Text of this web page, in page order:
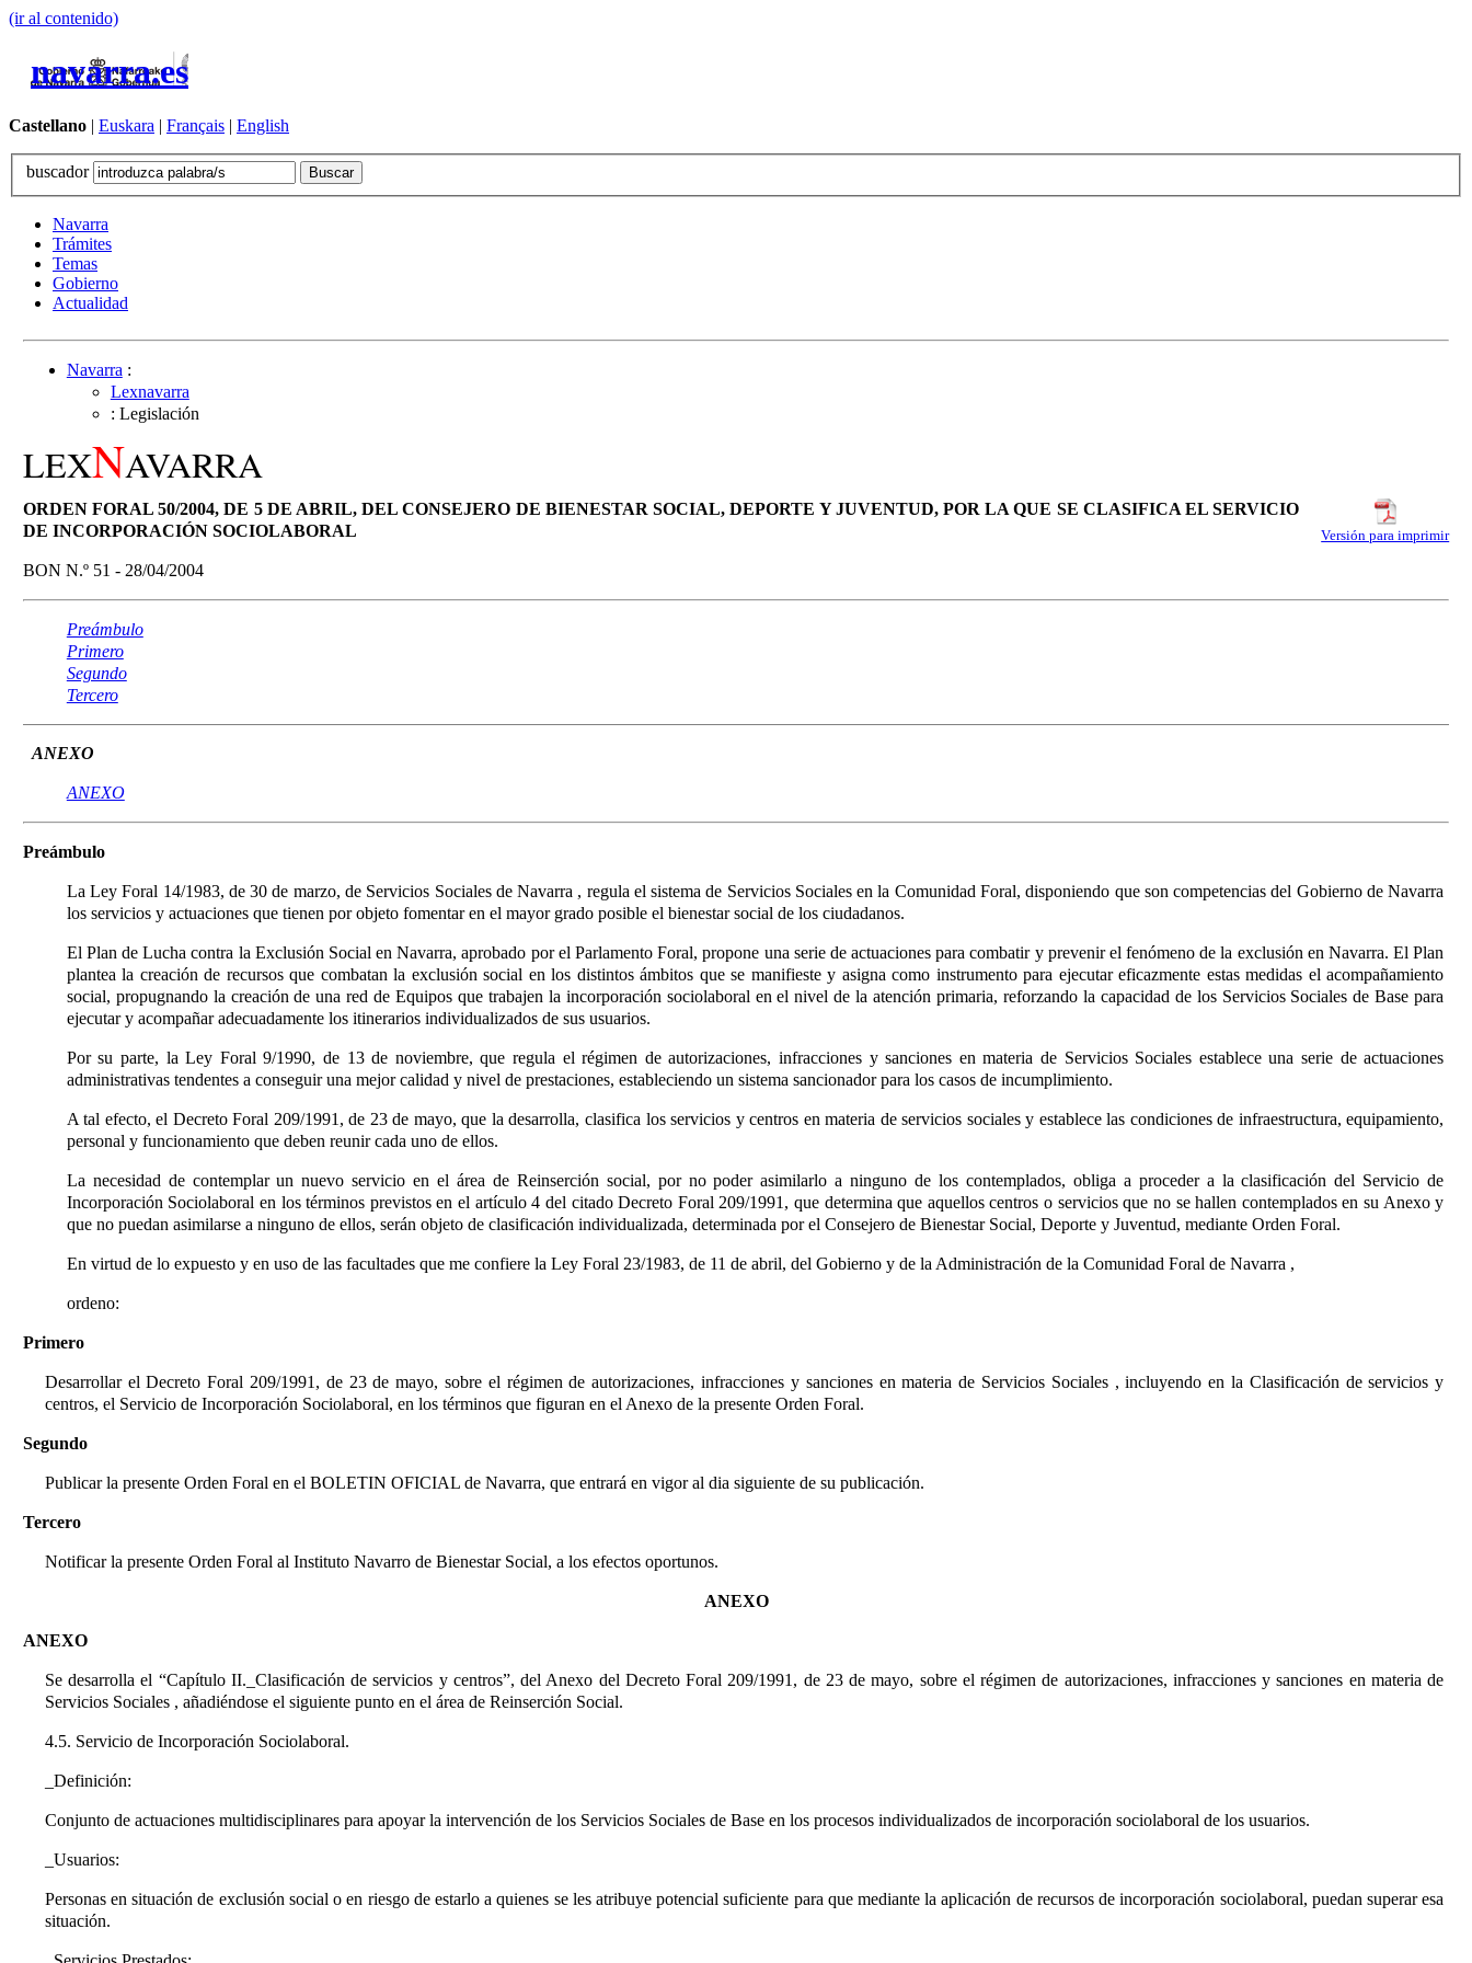
(ir al contenido)
navarra.es
Castellano | Euskara | Français | English
buscador
Navarra
Trámites
Temas
Gobierno
Actualidad
Navarra:
Lexnavarra
: Legislación
LEXNAVARRA
Versión para imprimir
ORDEN FORAL 50/2004, DE 5 DE ABRIL, DEL CONSEJERO DE BIENESTAR SOCIAL, DEPORTE Y JUVENTUD, POR LA QUE SE CLASIFICA EL SERVICIO
DE INCORPORACIÓN SOCIOLABORAL
BON N.º 51 - 28/04/2004
Preámbulo
Primero
Segundo
Tercero
ANEXO
ANEXO
Preámbulo
La Ley Foral 14/1983, de 30 de marzo, de Servicios Sociales de Navarra , regula el sistema de Servicios Sociales en la Comunidad Foral, disponiendo que son competencias del Gobierno de Navarra
los servicios y actuaciones que tienen por objeto fomentar en el mayor grado posible el bienestar social de los ciudadanos.
El Plan de Lucha contra la Exclusión Social en Navarra, aprobado por el Parlamento Foral, propone una serie de actuaciones para combatir y prevenir el fenómeno de la exclusión en Navarra. El Plan
plantea la creación de recursos que combatan la exclusión social en los distintos ámbitos que se manifieste y asigna como instrumento para ejecutar eficazmente estas medidas el acompañamiento
social, propugnando la creación de una red de Equipos que trabajen la incorporación sociolaboral en el nivel de la atención primaria, reforzando la capacidad de los Servicios Sociales de Base para
ejecutar y acompañar adecuadamente los itinerarios individualizados de sus usuarios.
Por su parte, la Ley Foral 9/1990, de 13 de noviembre, que regula el régimen de autorizaciones, infracciones y sanciones en materia de Servicios Sociales establece una serie de actuaciones
administrativas tendentes a conseguir una mejor calidad y nivel de prestaciones, estableciendo un sistema sancionador para los casos de incumplimiento.
A tal efecto, el Decreto Foral 209/1991, de 23 de mayo, que la desarrolla, clasifica los servicios y centros en materia de servicios socialesy establece las condiciones de infraestructura, equipamiento,
personal y funcionamiento que deben reunir cada uno de ellos.
La necesidad de contemplar un nuevo servicio en el área de Reinserción social, por no poder asimilarlo a ninguno de los contemplados, obliga a proceder a la clasificación del Servicio de
Incorporación Sociolaboral en los términos previstos en el artículo 4 del citado Decreto Foral 209/1991, que determina que aquellos centros o servicios que no se hallen contemplados en su Anexo y
que no puedan asimilarse a ninguno de ellos, serán objeto de clasificación individualizada, determinada por el Consejero de Bienestar Social, Deporte y Juventud, mediante Orden Foral.
En virtud de lo expuesto y en uso de las facultades que me confiere la Ley Foral 23/1983, de 11 de abril, del Gobierno y de la Administración de la Comunidad Foral de Navarra ,
ordeno:
Primero
Desarrollar el Decreto Foral 209/1991, de 23 de mayo, sobre el régimen de autorizaciones, infracciones y sanciones en materia de Servicios Sociales , incluyendo en la Clasificación de servicios y
centros, el Servicio de Incorporación Sociolaboral, en los términos que figuran en el Anexo de la presente Orden Foral.
Segundo
Publicar la presente Orden Foral en el BOLETIN OFICIAL de Navarra, que entrará en vigor al dia siguiente de su publicación.
Tercero
Notificar la presente Orden Foral al Instituto Navarro de Bienestar Social, a los efectos oportunos.
ANEXO
ANEXO
Se desarrolla el “Capítulo II._Clasificación de servicios y centros”, del Anexo del Decreto Foral 209/1991, de 23 de mayo, sobre el régimen de autorizaciones, infracciones y sanciones en materia de
Servicios Sociales , añadiéndose el siguiente punto en el área de Reinserción Social.
4.5. Servicio de Incorporación Sociolaboral.
_Definición:
Conjunto de actuaciones multidisciplinares para apoyar la intervención de los Servicios Sociales de Base en los procesos individualizados de incorporación sociolaboral de los usuarios.
_Usuarios:
Personas en situación de exclusión social o en riesgo de estarlo a quienes se les atribuye potencial suficiente para que mediante la aplicación de recursos de incorporación sociolaboral, puedan superar esa
situación.